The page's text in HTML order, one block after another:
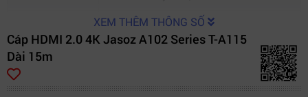
thích
TV, Smart TV, Laptop, PC, PS5, Xbox,
Máy chiếu
Ứng dụng Giải trí, Gaming, Hội họp, Trình chiếu
XEM THÊM THÔNG SỐ
Cáp HDMI 2.0 4K Jasoz A102 Series T-A115
Dài 15m